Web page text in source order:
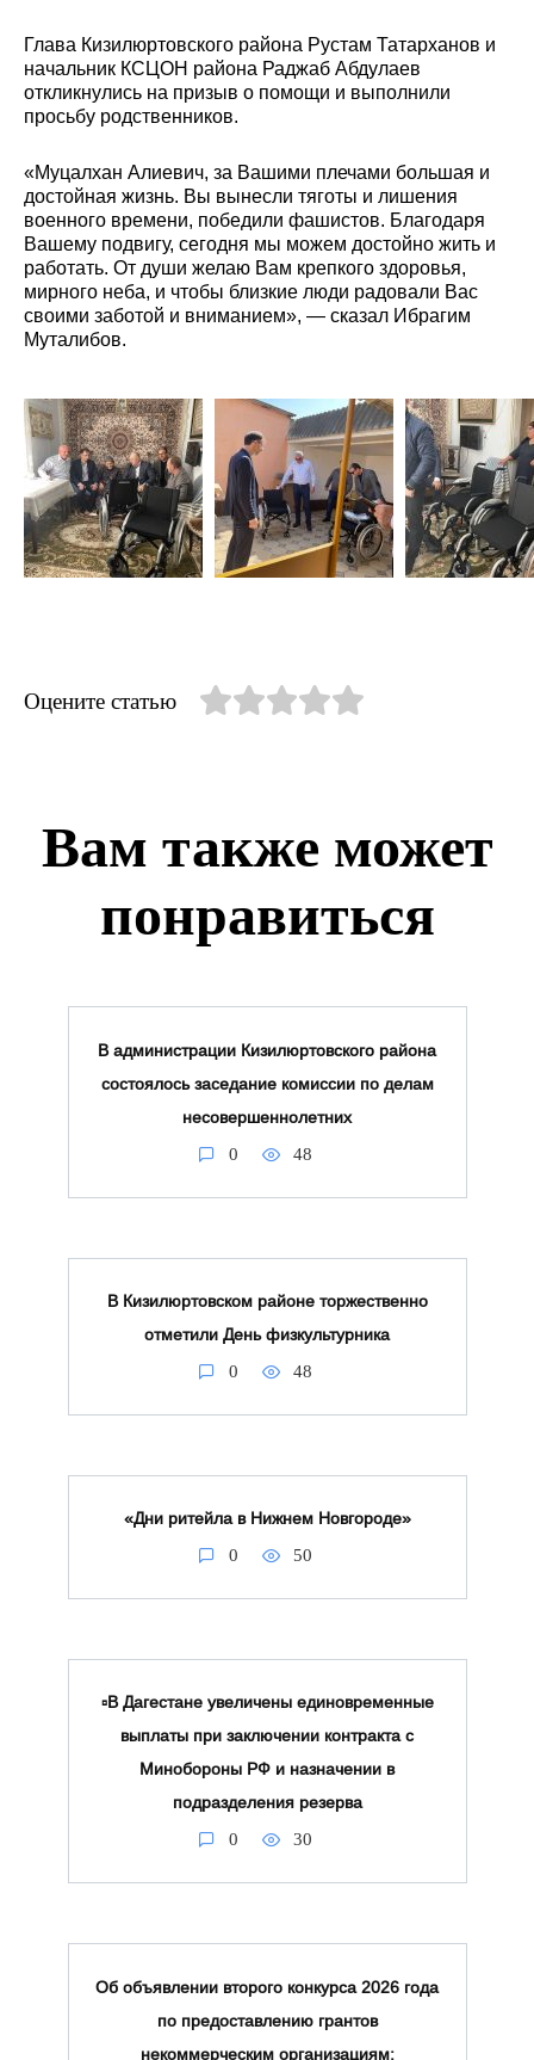
Глава Кизилюртовского района Рустам Татарханов и
начальник КСЦОН района Раджаб Абдулаев
откликнулись на призыв о помощи и выполнили
просьбу родственников.
«Муцалхан Алиевич, за Вашими плечами большая и
достойная жизнь. Вы вынесли тяготы и лишения
военного времени, победили фашистов. Благодаря
Вашему подвигу, сегодня мы можем достойно жить и
работать. От души желаю Вам крепкого здоровья,
мирного неба, и чтобы близкие люди радовали Вас
своими заботой и вниманием», — сказал Ибрагим
Муталибов.
Оцените статью
Вам также может
понравиться
В администрации Кизилюртовского района
состоялось заседание комиссии по делам
несовершеннолетних
0 48
В Кизилюртовском районе торжественно
отметили День физкультурника
0 48
«Дни ритейла в Нижнем Новгороде»
0 50
▫️В Дагестане увеличены единовременные
выплаты при заключении контракта с
Минобороны РФ и назначении в
подразделения резерва
0 30
Об объявлении второго конкурса 2026 года
по предоставлению грантов
некоммерческим организациям: